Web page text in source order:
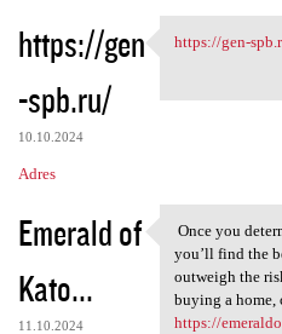
https://gen
-spb.ru/
10.10.2024
Adres
https://gen-
https://gen-
Emerald of
Kato...
11.10.2024
Once you
Once you
you’ll find the
outweigh the
buying a home,
https://